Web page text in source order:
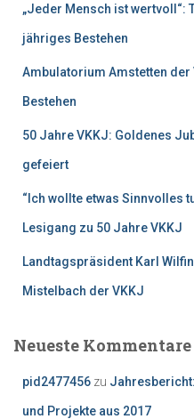
„Jeder Mensch ist wertvoll“:
jähriges Bestehen
Ambulatorium Amstetten
Bestehen
50 Jahre VKKJ: Goldenes
gefeiert
“Ich wollte etwas Sinnvolles
Lesigang zu 50 Jahre VKKJ
Landtagspräsident Karl
Mistelbach der VKKJ
Neueste Kommentare
pid2477456 zu
und Projekte aus 2017